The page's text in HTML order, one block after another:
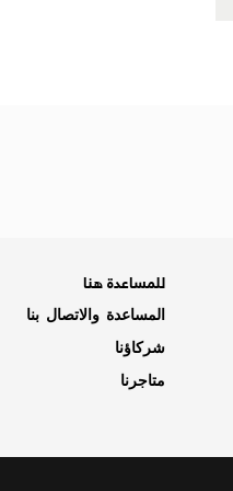
للمساعدة هنا
المساعدة والاتصال بنا
شركاؤنا
متاجرنا